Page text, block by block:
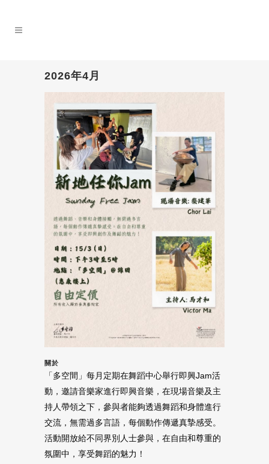
2026年4月
關於
「多空間」每月定期在舞蹈中心舉行即興Jam活
動，邀請音樂家進行即興音樂，在現場音樂及主
持人帶領之下，參與者能夠透過舞蹈和身體進行
交流，無需過多言語，每個動作傳遞真摯感受。
活動開放給不同界別人士參與，在自由和尊重的
氛圍中，享受舞蹈的魅力！